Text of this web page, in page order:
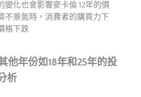
變化也會影響麥卡倫 12年的價
不景氣時，消費者的購買力下
格下跌
他年份如18年和25年的投
析